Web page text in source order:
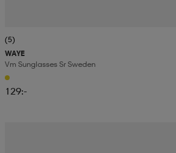
(5)
WAYE
Vm Sunglasses Sr Sweden
129:-